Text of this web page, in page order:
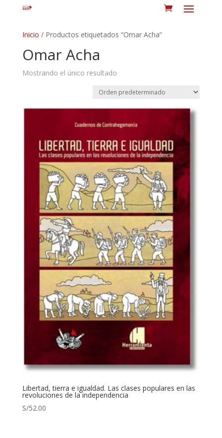
Inicio / Productos etiquetados “Omar Acha”
Omar Acha
Mostrando el único resultado
Libertad, tierra e igualdad. Las clases populares en las
revoluciones de la independencia
S/52.00